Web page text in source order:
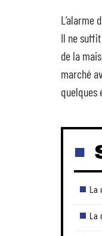
L’alarme
Il ne
de la
marché
quelques
La
La